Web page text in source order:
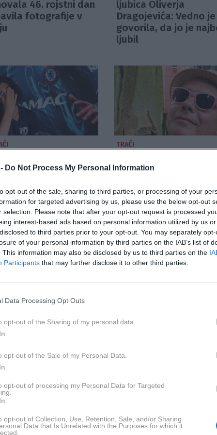
Do Not Process My Personal Information
opt-out of the sale, sharing to third parties, or processing of your
for targeted advertising by us, please use the below opt-out
selection. Please note that after your opt-out request is processed
interest-based ads based on personal information utilized by us
to third parties prior to your opt-out. You may separately
of your personal information by third parties on the IAB’s list of
This information may also be disclosed by us to third parties on the
Participants that may further disclose it to other third parties.
Data Processing Opt Outs
opt-out of the Sharing of my personal data.
opt-out of the Sale of my Personal Data.
opt-out of processing my Personal Data for Targeted
opt-out of Collection, Use, Retention, Sale, and/or Sharing
Data that Is Unrelated with the Purposes for which it
46. rojstni dan
fotografije v
ljubica Oliverja
Dragojevića: Vedno je
govorila, da jo je
ljubil
ganil do solz,
o sinu z
TRAČI
Slovenski glasbenik
večletnem premoru
Halida
babica, čestitke kar